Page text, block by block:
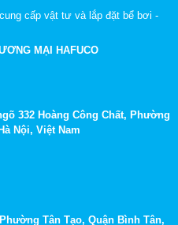
cấp vật tư và lắp đặt bể bơi -
MẠI HAFUCO
332 Hoàng Công Chất, Phường
Nội, Việt Nam
Tân Tạo, Quận Bình Tân,